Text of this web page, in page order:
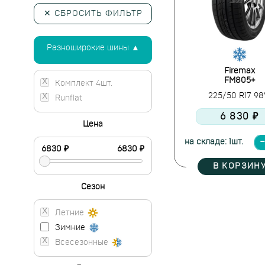
Firemax
FM805+
225/50 R17
6 830 ₽
на складе: 1шт.
В
✕ СБРОСИТЬ ФИЛЬТР
Разноширокие шины ▲
Комплект 4шт.
Runflat
Цена
Сезон
Летние
Зимние
Всесезонные